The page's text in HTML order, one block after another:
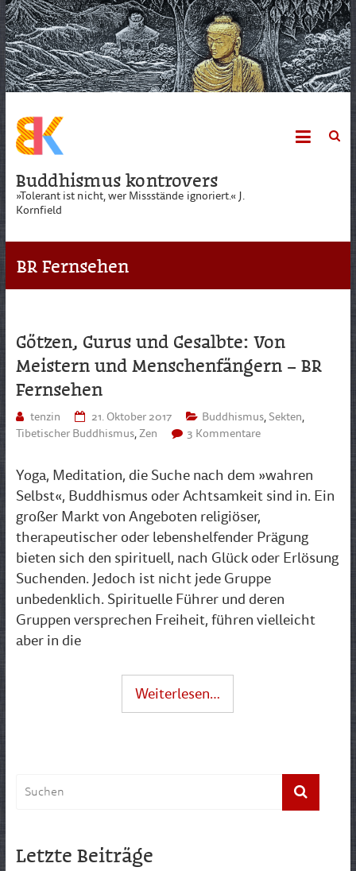
Skip
to
content
Buddhismus kontrovers
»Tolerant ist nicht, wer Missstände ignoriert.« J.
Kornfield
BR Fernsehen
Götzen, Gurus und Gesalbte: Von
Meistern und Menschenfängern – BR
Fernsehen
tenzin 21. Oktober 2017 Buddhismus,Sekten,
Tibetischer Buddhismus,Zen 3 Kommentare
Yoga, Meditation, die Suche nach dem »wahren
Selbst«, Buddhismus oder Achtsamkeit sind in. Ein
großer Markt von Angeboten religiöser,
therapeutischer oder lebenshelfender Prägung
bieten sich den spirituell, nach Glück oder Erlösung
Suchenden. Jedoch ist nicht jede Gruppe
unbedenklich. Spirituelle Führer und deren
Gruppen versprechen Freiheit, führen vielleicht
aber in die
Weiterlesen…
Letzte Beiträge